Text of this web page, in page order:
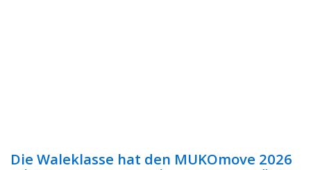
Die Waleklasse hat den MUKOmove 2026